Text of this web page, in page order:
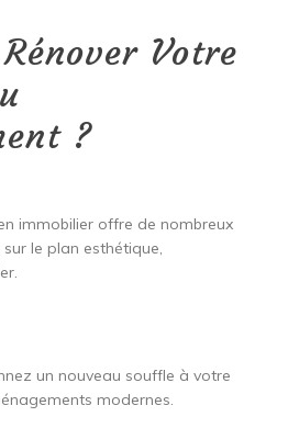
Votre
?
immobilier offre de nombreux
le plan esthétique,
un nouveau souffle à votre
modernes.